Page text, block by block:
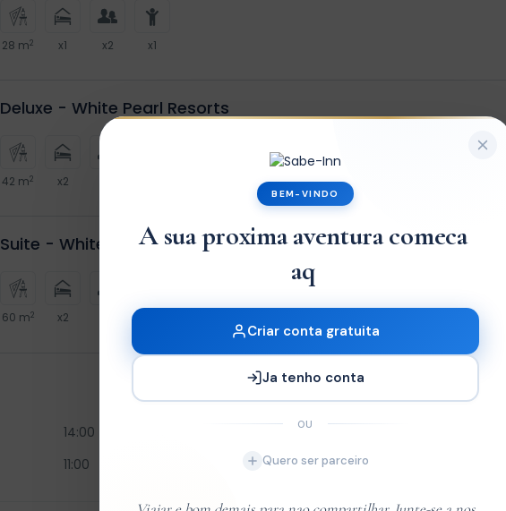
28 m2 x1 x2 x1
Deluxe - White Pearl Resorts
42 m2 x2
Suite - White Pearl Resorts
60 m2 x2
14:00
11:00
BEM-VINDO
A sua proxima aventura comeca
aqui.
Criar conta gratuita
Ja tenho conta
OU
Quero ser parceiro